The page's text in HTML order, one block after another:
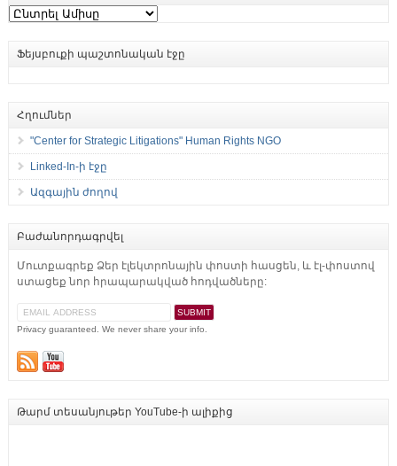
Արխիվ
Ֆեյսբուքի պաշտոնական էջը
Հղումներ
"Center for Strategic Litigations" Human Rights NGO
Linked-In-ի էջը
Ազգային ժողով
Բաժանորդագրվել
Մուտքագրեք Ձեր էլեկտրոնային փոստի հասցեն, և էլ-փոստով
ստացեք նոր հրապարակված հոդվածները:
Privacy guaranteed. We never share your info.
Թարմ տեսանյութեր YouTube-ի ալիքից